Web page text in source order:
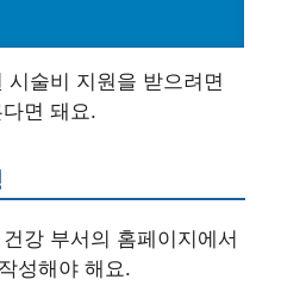
술비 지원을 받으려면
면 돼요.
강 부서의 홈페이지에서
성해야 해요.